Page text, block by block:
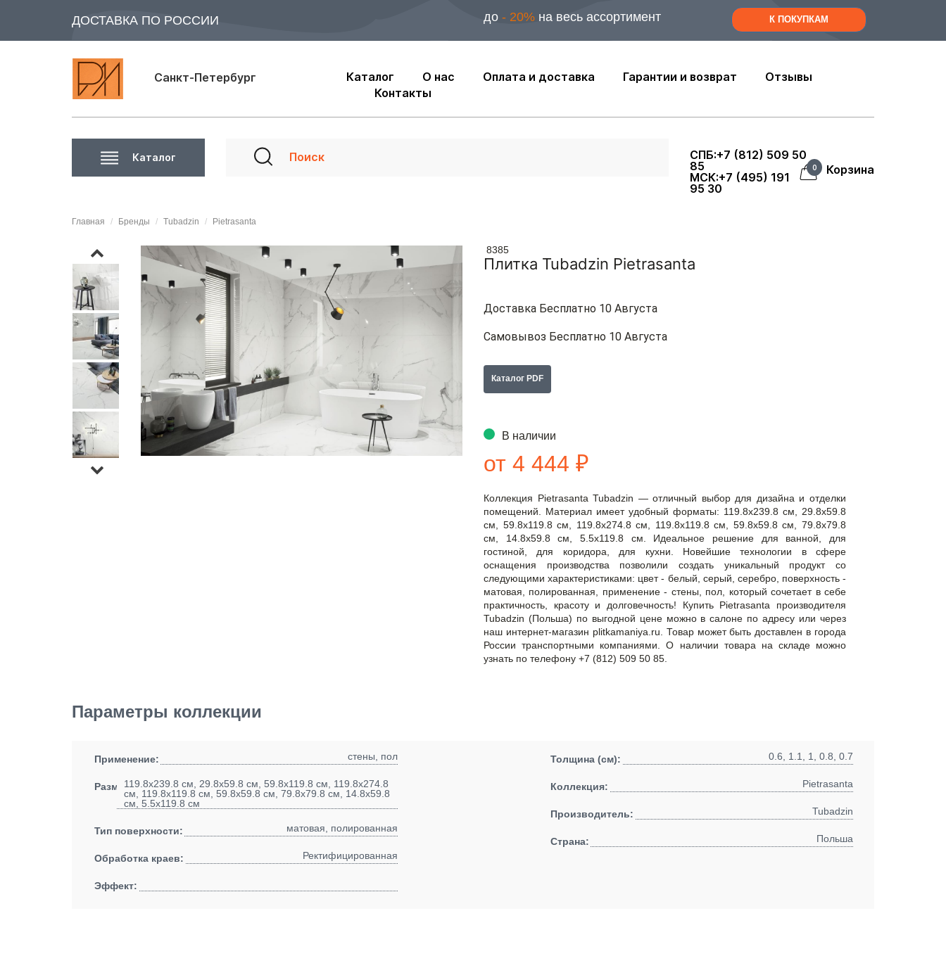
ДОСТАВКА ПО РОССИИ до - 20% на весь ассортимент К ПОКУПКАМ
Санкт-Петербург Каталог О нас Оплата и доставка Гарантии и возврат
Отзывы
Контакты
Каталог
СПБ:+7 (812) 509 50
85
МСК:+7 (495) 191
95 30
0 Корзина
Главная Бренды Tubadzin Pietrasanta
8385
Плитка Tubadzin Pietrasanta
Доставка Бесплатно 10 Августа
Самовывоз Бесплатно 10 Августа
Каталог PDF
В наличии
от 4 444 ₽
Коллекция Pietrasanta Tubadzin — отличный выбор для дизайна и отделки
помещений. Материал имеет удобный форматы: 119.8x239.8 см, 29.8x59.8
см, 59.8x119.8 см, 119.8x274.8 см, 119.8x119.8 см, 59.8x59.8 см, 79.8x79.8
см, 14.8x59.8 см, 5.5x119.8 см. Идеальное решение для ванной, для
гостиной, для коридора, для кухни. Новейшие технологии в сфере
оснащения производства позволили создать уникальный продукт со
следующими характеристиками: цвет - белый, серый, серебро, поверхность -
матовая, полированная, применение - стены, пол, который сочетает в себе
практичность, красоту и долговечность! Купить Pietrasanta производителя
Tubadzin (Польша) по выгодной цене можно в салоне по адресу или через
наш интернет-магазин plitkamaniya.ru. Товар может быть доставлен в города
России транспортными компаниями. О наличии товара на складе можно
узнать по телефону +7 (812) 509 50 85.
Параметры коллекции
Применение: стены, пол
Размеры:119.8x239.8 см, 29.8x59.8 см, 59.8x119.8 см, 119.8x274.8
см, 119.8x119.8 см, 59.8x59.8 см, 79.8x79.8 см, 14.8x59.8
см, 5.5x119.8 см
Тип поверхности: матовая, полированная
Обработка краев: Ректифицированная
Эффект:
Толщина (см): 0.6, 1.1, 1, 0.8, 0.7
Коллекция: Pietrasanta
Производитель: Tubadzin
Страна: Польша